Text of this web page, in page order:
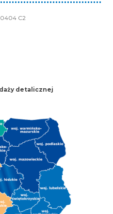
C2
detalicznej